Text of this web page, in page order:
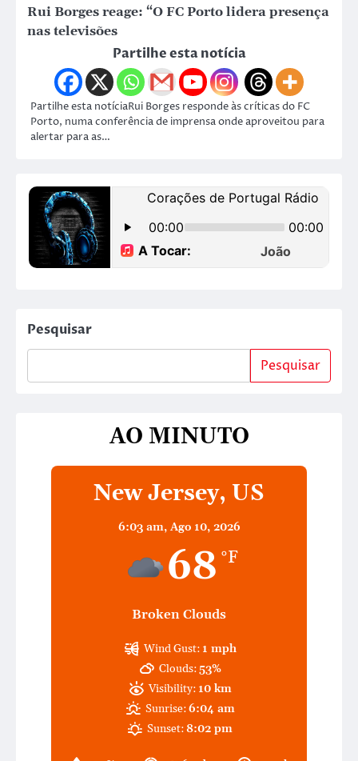
Rui Borges reage: “O FC Porto lidera presença
nas televisões
Partilhe esta notícia
Partilhe esta notíciaRui Borges responde às críticas do FC
Porto, numa conferência de imprensa onde aproveitou para
alertar para as…
Pesquisar
Pesquisar
AO MINUTO
New Jersey, US
6:03 am, Ago 10, 2026
68 °F
Broken Clouds
Wind Gust: 1 mph
Clouds:53%
Visibility: 10 km
Sunrise:6:04 am
Sunset:8:02 pm